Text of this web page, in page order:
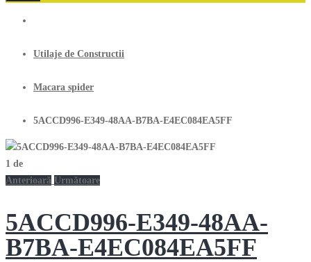
Utilaje de Constructii
Macara spider
5ACCD996-E349-48AA-B7BA-E4EC084EA5FF
1 de
Anterioară Următoare
5ACCD996-E349-48AA-
B7BA-E4EC084EA5FF